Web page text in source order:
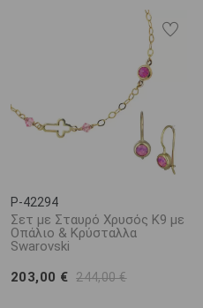
P-42294
Σετ με Σταυρό Χρυσός Κ9 με
Οπάλιο & Κρύσταλλα
Swarovski
203,00 € 244,00 €